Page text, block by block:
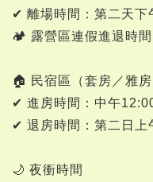
✔ 離場時間：第二天下
🏕 露營區連假進退時
🏠 民宿區（套房／雅房
✔ 進房時間：中午
✔ 退房時間：第二日上
🌙 夜衝時間